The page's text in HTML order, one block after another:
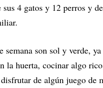
4 gatos y 12 perros y
semana son sol y verde,
la huerta, cocinar algo
de algún juego de